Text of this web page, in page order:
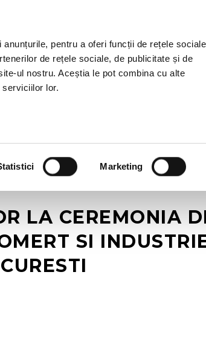
pentru a oferi funcții de rețele
de rețele sociale, de publicitate și de
ul nostru. Aceștia le pot combina cu alte
lor.
Marketing
LA CEREMONIA
SI